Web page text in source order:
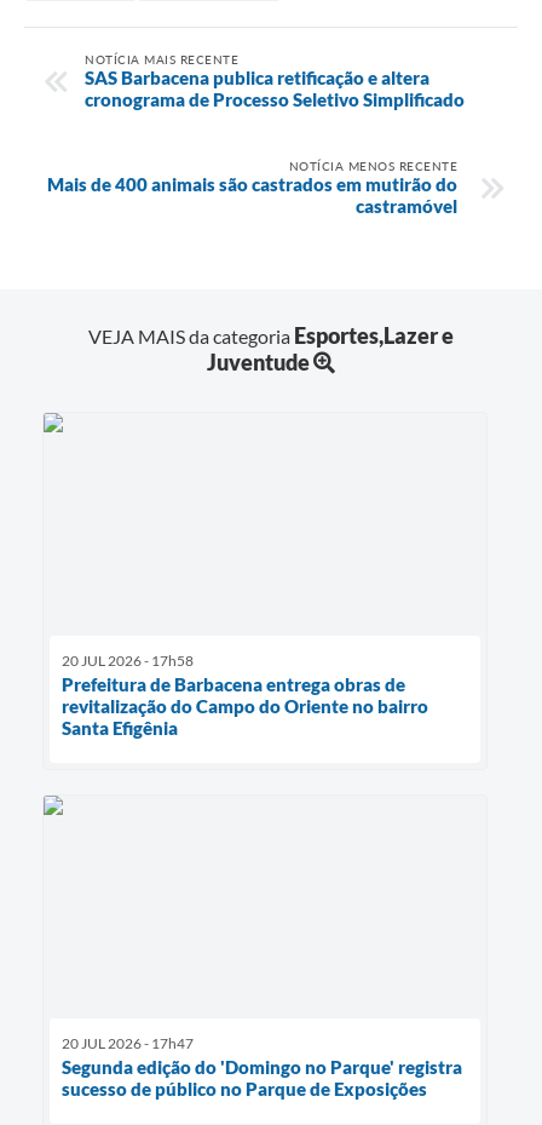
NOTÍCIA MAIS RECENTE
SAS Barbacena publica retificação e altera
cronograma de Processo Seletivo Simplificado
NOTÍCIA MENOS RECENTE
Mais de 400 animais são castrados em mutirão do
castramóvel
VEJA MAIS da categoria Esportes,Lazer e
Juventude
20 JUL 2026 - 17h58
Prefeitura de Barbacena entrega obras de
revitalização do Campo do Oriente no bairro
Santa Efigênia
20 JUL 2026 - 17h47
Segunda edição do 'Domingo no Parque' registra
sucesso de público no Parque de Exposições